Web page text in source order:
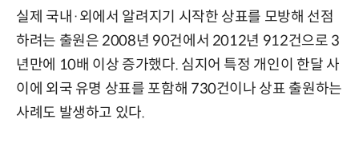
실제 국내·외에서 알려지기 시작한 상표를 모방해 선점
하려는 출원은 2008년 90건에서 2012년 912건으로 3
년만에 10배 이상 증가했다. 심지어 특정 개인이 한달 사
이에 외국 유명 상표를 포함해 730건이나 상표 출원하는
사례도 발생하고 있다.